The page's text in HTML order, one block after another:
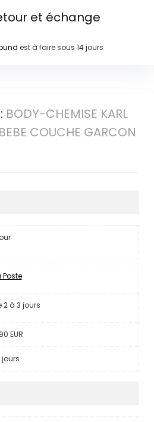
et échange
est à faire sous 14 jours
BODY-CHEMISE KARL
COUCHE GARCON
Poste
2 à 3 jours
EUR
jours